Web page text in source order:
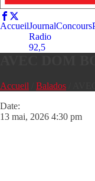
AccueilJournal
Radio
92,5
Concours
Accueil Balados
Date:
13 mai, 2026 4:30 pm